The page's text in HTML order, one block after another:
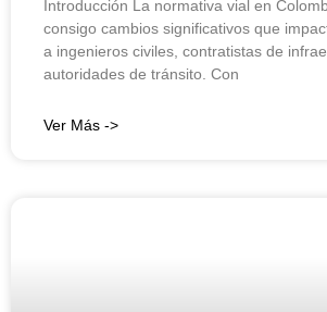
Introducción La normativa vial en
consigo cambios significativos que
a ingenieros civiles, contratistas de
autoridades de tránsito. Con
Ver Más ->